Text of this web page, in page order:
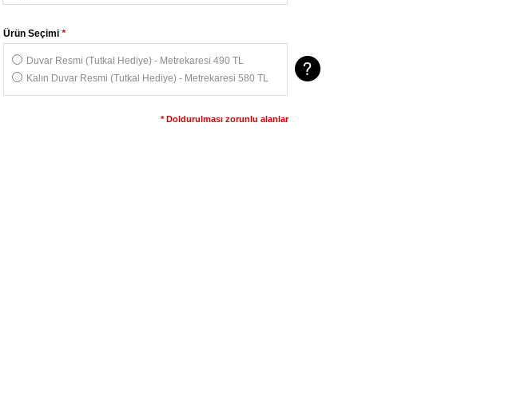
*
Ürün Seçimi
Duvar Resmi (Tutkal Hediye) - Metrekaresi 490 TL
Kalın Duvar Resmi (Tutkal Hediye) - Metrekaresi 580 TL
* Doldurulması zorunlu alanlar